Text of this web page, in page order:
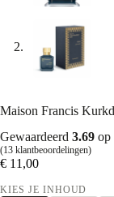
Maison Francis
Gewaardeerd 3.69 op
(13 klantbeoordelingen)
€ 11,00
KIES JE INHOUD